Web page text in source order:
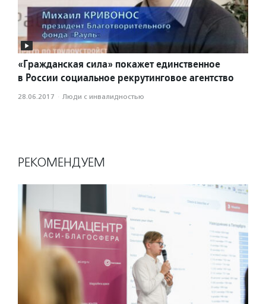
«Гражданская сила» покажет единственное
в России социальное рекрутинговое агентство
28.06.2017 · Люди с инвалидностью
РЕКОМЕНДУЕМ